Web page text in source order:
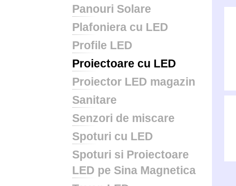
Panouri Solare
Plafoniera cu LED
Profile LED
Proiectoare cu LED
Proiector LED magazin
Sanitare
Senzori de miscare
Spoturi cu LED
Spoturi si Proiectoare
LED pe Sina Magnetica